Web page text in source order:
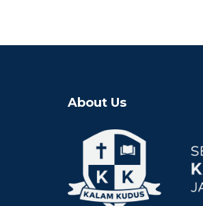
About Us